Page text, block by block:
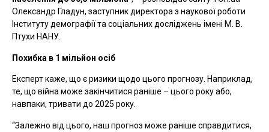
Олександр Гладун, заступник директора з наукової роботи
Інституту демографії та соціальних досліджень імені М. В.
Птухи НАНУ.
Похибка в 1 мільйон осіб
Експерт каже, що є ризики щодо цього прогнозу. Наприклад,
те, що війна може закінчитися раніше – цього року або,
навпаки, тривати до 2025 року.
“Залежно від цього, наш прогноз може раніше справдитися,